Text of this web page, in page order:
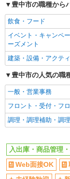
新卒・第二新卒歓迎
ミドル（40代～）活躍
給与前払いOK
年間休日120日以上
禁煙・分煙
バイク通勤OK
残業ほぼなし
交通費支給
退職金・財形貯蓄制度
同じ職種から求人
豊中市の職種から
飲食・フード
イベント・キャンペ
ーズメント
建築・設備・アクテ
豊中市の人気の職
一般・営業事務
フロント・受付・フ
調理・調理補助・調
入出庫・商品管理
Web面接OK